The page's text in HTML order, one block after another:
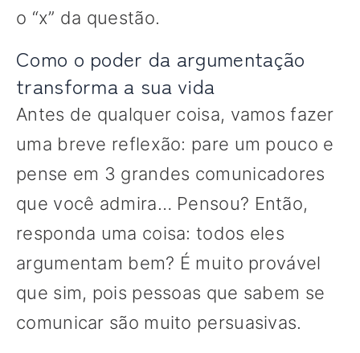
o “x” da questão.
Como o poder da argumentação
transforma a sua vida
Antes de qualquer coisa, vamos fazer
uma breve reflexão: pare um pouco e
pense em 3 grandes comunicadores
que você admira… Pensou? Então,
responda uma coisa: todos eles
argumentam bem? É muito provável
que sim, pois pessoas que sabem se
comunicar são muito persuasivas.